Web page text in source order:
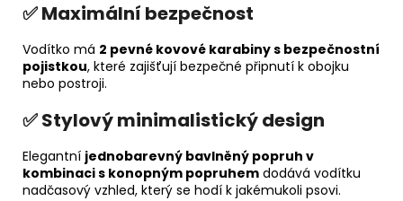
✅ Maximální bezpečnost
Vodítko má 2 pevné kovové karabiny s bezpečnostní
pojistkou, které zajišťují bezpečné připnutí k obojku
nebo postroji.
✅ Stylový minimalistický design
Elegantní jednobarevný bavlněný popruh v
kombinaci s konopným popruhem dodává vodítku
nadčasový vzhled, který se hodí k jakémukoli psovi.